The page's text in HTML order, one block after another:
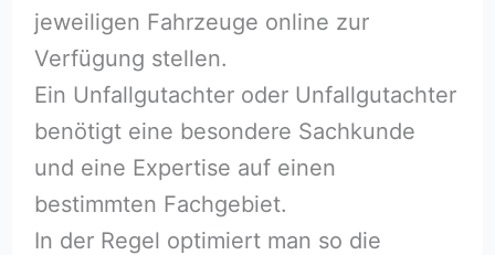
jeweiligen Fahrzeuge online zur
Verfügung stellen.
Ein Unfallgutachter oder Unfallgutachter
benötigt eine besondere Sachkunde
und eine Expertise auf einen
bestimmten Fachgebiet.
In der Regel optimiert man so die